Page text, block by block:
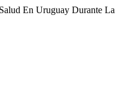
En Uruguay Durante